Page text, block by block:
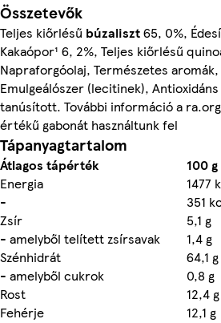
Összetevők
Teljes kiőrlésű búzaliszt65, 0%,
Kakaópor¹ 6, 2%, Teljes kiőrlésű
Napraforgóolaj, Természetes
Emulgeálószer (lecitinek),
tanúsított. További információ a
értékű gabonát használtunk fel
Tápanyagtartalom
Átlagos tápérték
100 g
Energia
1477
-
351
Zsír
5,1 g
- amelyből telített zsírsavak
1,4 g
Szénhidrát
64,1 g
- amelyből cukrok
0,8 g
Rost
12,4 g
Fehérje
12,1 g